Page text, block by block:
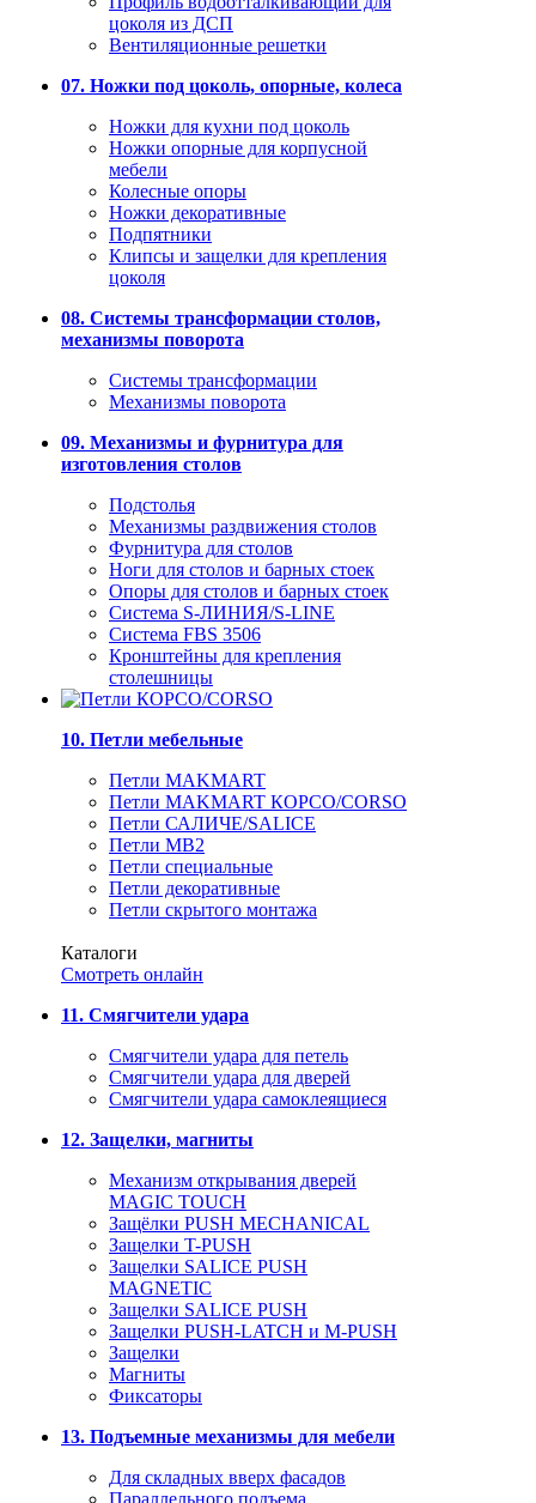
цоколя из ДСП
Вентиляционные решетки
07. Ножки под цоколь, опорные, колеса
Ножки для кухни под цоколь
Ножки опорные для корпусной
мебели
Колесные опоры
Ножки декоративные
Подпятники
Клипсы и защелки для крепления
цоколя
08. Системы трансформации столов,
механизмы поворота
Системы трансформации
Механизмы поворота
09. Механизмы и фурнитура для
изготовления столов
Подстолья
Механизмы раздвижения столов
Фурнитура для столов
Ноги для столов и барных стоек
Опоры для столов и барных стоек
Система S-ЛИНИЯ/S-LINE
Система FBS 3506
Кронштейны для крепления
столешницы
10. Петли мебельные
Петли MAKMART
Петли MAKMART КОРСО/CORSO
Петли САЛИЧЕ/SALICE
Петли MB2
Петли специальные
Петли декоративные
Петли скрытого монтажа
Каталоги
Смотреть онлайн
11. Смягчители удара
Смягчители удара для петель
Смягчители удара для дверей
Cмягчители удара самоклеящиеся
12. Защелки, магниты
Механизм открывания дверей
MAGIC TOUCH
Защёлки PUSH MECHANICAL
Защелки T-PUSH
Защелки SALICE PUSH
MAGNETIC
Защелки SALICE PUSH
Защелки PUSH-LATCH и M-PUSH
Защелки
Магниты
Фиксаторы
13. Подъемные механизмы для мебели
Для складных вверх фасадов
Параллельного подъема